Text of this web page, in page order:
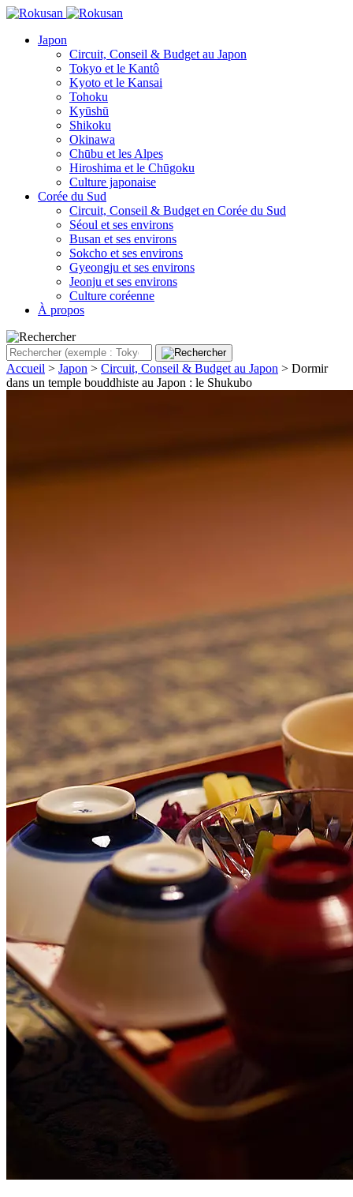
Japon
Circuit, Conseil & Budget au Japon
Tokyo et le Kantô
Kyoto et le Kansai
Tohoku
Kyūshū
Shikoku
Okinawa
Chūbu et les Alpes
Hiroshima et le Chūgoku
Culture japonaise
Corée du Sud
Circuit, Conseil & Budget en Corée du Sud
Séoul et ses environs
Busan et ses environs
Sokcho et ses environs
Gyeongju et ses environs
Jeonju et ses environs
Culture coréenne
À propos
Accueil > Japon > Circuit, Conseil & Budget au Japon > Dormir
dans un temple bouddhiste au Japon : le Shukubo